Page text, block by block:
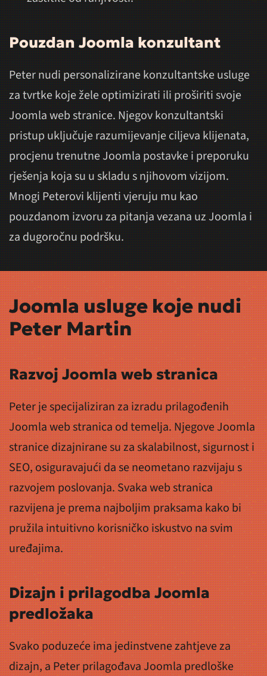
Pouzdan Joomla konzultant
Peter nudi personalizirane konzultantske usluge
za tvrtke koje žele optimizirati ili proširiti svoje
Joomla web stranice. Njegov konzultantski
pristup uključuje razumijevanje ciljeva klijenata,
procjenu trenutne Joomla postavke i preporuku
rješenja koja su u skladu s njihovom vizijom.
Mnogi Peterovi klijenti vjeruju mu kao
pouzdanom izvoru za pitanja vezana uz Joomla i
za dugoročnu podršku.
Joomla usluge koje nudi
Peter Martin
Razvoj Joomla web stranica
Peter je specijaliziran za izradu prilagođenih
Joomla web stranica od temelja. Njegove Joomla
stranice dizajnirane su za skalabilnost, sigurnost i
SEO, osiguravajući da se neometano razvijaju s
razvojem poslovanja. Svaka web stranica
razvijena je prema najboljim praksama kako bi
pružila intuitivno korisničko iskustvo na svim
uređajima.
Dizajn i prilagodba Joomla
predložaka
Svako poduzeće ima jedinstvene zahtjeve za
dizajn, a Peter prilagođava Joomla predloške